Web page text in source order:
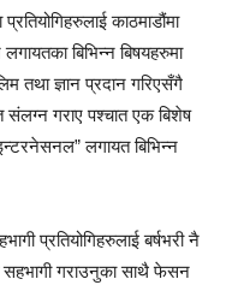
काठमाडौंमा
बिभिन्न बिषयहरुमा
तथा ज्ञान प्रदान गरिएसँगै
संलग्न गराए पश्चात एक बिशेष
लगायत बिभिन्न
प्रतियोगिहरुलाई बर्षभरी नै
सहभागी गराउनुका साथै फेसन